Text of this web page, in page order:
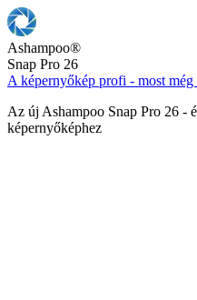
Ashampoo®
Snap Pro 26
A képernyőkép profi - most még
Az új Ashampoo Snap Pro 26 -
képernyőképhez